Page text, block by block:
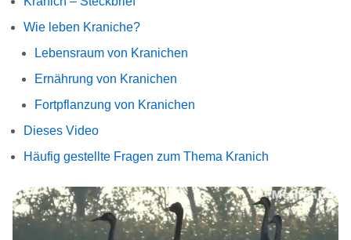
Wie leben Kraniche?
Lebensraum von Kranichen
Ernährung von Kranichen
Fortpflanzung von Kranichen
Dieses Video
Häufig gestellte Fragen zum Thema Kranich